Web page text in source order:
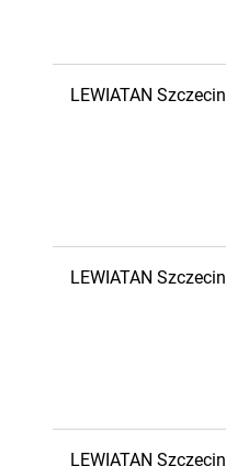
LEWIATAN Szczecin
LEWIATAN Szczecin
LEWIATAN Szczecin